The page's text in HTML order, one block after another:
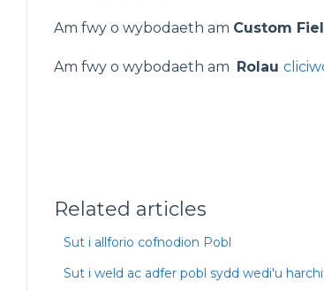
Am fwy o wybodaeth am Custom
Am fwy o wybodaeth am Rolau
Related articles
Sut i allforio cofnodion Pobl
Sut i weld ac adfer pobl sydd wedi'u